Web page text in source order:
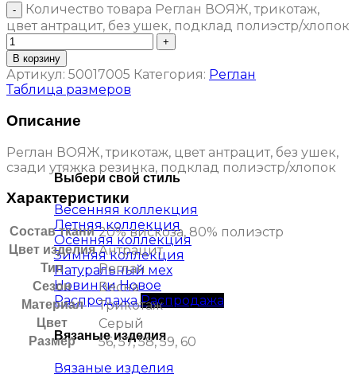
Выбери свой стиль
Весенняя коллекция
Летняя коллекция
Осенняя коллекция
Зимняя коллекция
Натуральный мех
Новинки
Распродажа
Вязаные изделия
Вязаные изделия
Количество товара Реглан ВОЯЖ, трикотаж,
цвет антрацит, без ушек, подклад полиэстр/хлопок
В корзину
Артикул: 50017005 Категория: Реглан
Таблица размеров
Описание
Реглан ВОЯЖ, трикотаж, цвет антрацит, без ушек,
сзади утяжка резинка, подклад полиэстр/хлопок
Характеристики
Состав ткани 20% вискоза, 80% полиэстр
Цвет изделия Антрацит
Тип Реглан
Сезон Весна
Материал Трикотаж
Цвет Серый
Размер 56, 57, 58, 59, 60